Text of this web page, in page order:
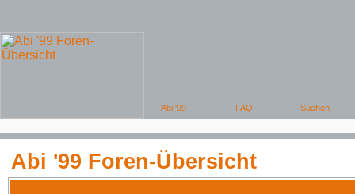
Abi '99 Foren-Übersicht